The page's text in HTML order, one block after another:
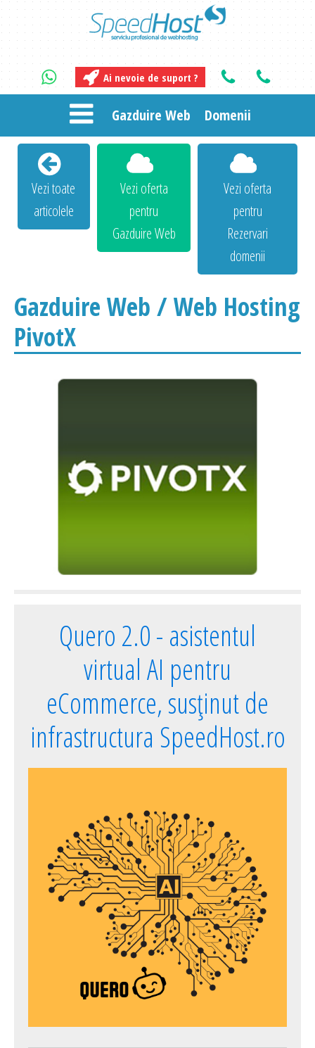
Ai nevoie de suport ?
Gazduire Web Domenii
Vezi toate
articolele
Vezi oferta
pentru
Gazduire Web
Vezi oferta
pentru
Rezervari
domenii
Gazduire Web / Web Hosting
PivotX
Quero 2.0 - asistentul
virtual AI pentru
eCommerce, susținut de
infrastructura SpeedHost.ro